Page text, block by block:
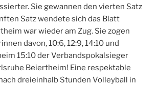
Sie gewannen den vierten Satz
Satz wendete sich das Blatt
war wieder am Zug. Sie zogen
davon, 10:6, 12:9, 14:10 und
15:10 der Verbandspokalsieger
Beiertheim! Eine respektable
dreieinhalb Stunden Volleyball in